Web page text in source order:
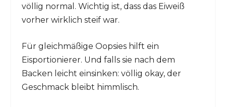
völlig normal. Wichtig ist, dass das Eiweiß
vorher wirklich steif war.
Für gleichmäßige Oopsies hilft ein
Eisportionierer. Und falls sie nach dem
Backen leicht einsinken: völlig okay, der
Geschmack bleibt himmlisch.